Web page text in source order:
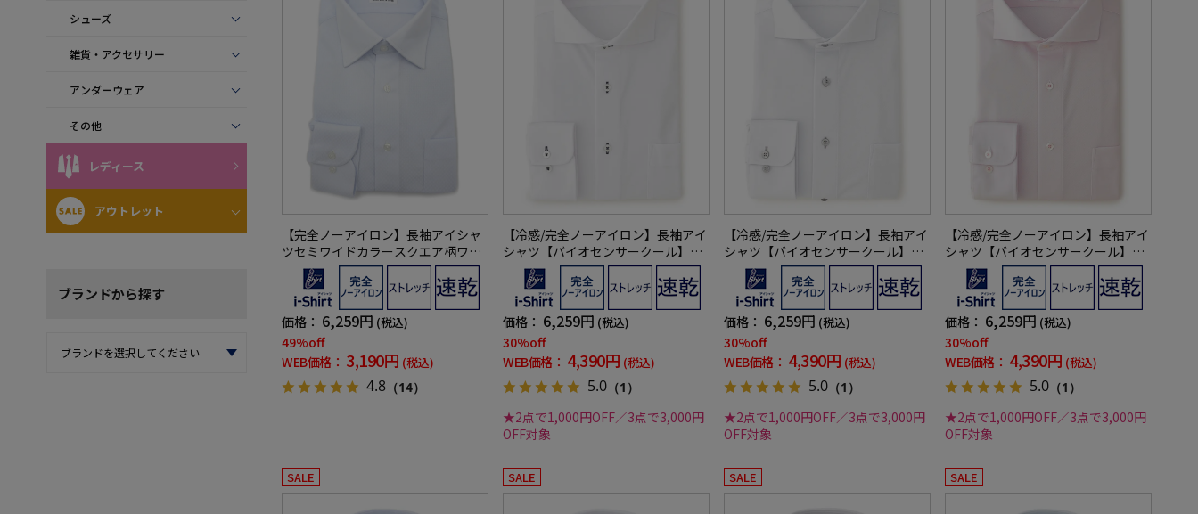
シューズ
雑貨・アクセサリー
アンダーウェア
その他
レディース
アウトレット
ブランドから探す
【完全ノーアイロン】長袖アイシャ
ツセミワイドカラースクエア柄ワイ
シャツi-shirt通年
価格： 6,259円 (税込)
49%off
WEB価格： 3,190円 (税込)
4.8 （14）
【冷感/完全ノーアイロン】長袖アイ
シャツ【バイオセンサークール】ツ
イル調カッタウェイ織柄無地形態安
定ストレッチ防汚効果吸汗速乾ワイ
シャツ春夏
価格： 6,259円 (税込)
30%off
WEB価格： 4,390円 (税込)
5.0 （1）
★2点で1,000円OFF／3点で3,000円
OFF対象
【冷感/完全ノーアイロン】長袖アイ
シャツ【バイオセンサークール】ツ
イル調カッタウェイ織柄無地形態安
定ストレッチ防汚効果吸汗速乾ワイ
シャツ春夏
価格： 6,259円 (税込)
30%off
WEB価格： 4,390円 (税込)
5.0 （1）
★2点で1,000円OFF／3点で3,000円
OFF対象
【冷感/完全ノーアイロン】長袖アイ
シャツ【バイオセンサークール】ツ
イル調カッタウェイ織柄無地形態安
定ストレッチ防汚効果吸汗速乾ワイ
シャツ春夏
価格： 6,259円 (税込)
30%off
WEB価格： 4,390円 (税込)
5.0 （1）
★2点で1,000円OFF／3点で3,000円
OFF対象
SALE SALE SALE SALE